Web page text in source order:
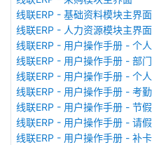
线联ERP - 基础资料模块主界面
线联ERP - 人力资源模块主界面
线联ERP - 用户操作手册 - 个人
线联ERP - 用户操作手册 - 部
线联ERP - 用户操作手册 - 个
线联ERP - 用户操作手册 - 考
线联ERP - 用户操作手册 - 节
线联ERP - 用户操作手册 - 请
线联ERP - 用户操作手册 - 补